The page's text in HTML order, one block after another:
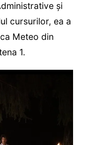
și
cursurilor, ea a
Meteo din
1.